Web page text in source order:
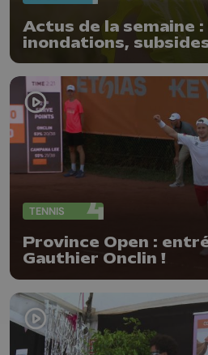
Actus de la semaine :
inondations,
et feu d'artifice
TENNIS
Province Open :
Gauthier Onclin !